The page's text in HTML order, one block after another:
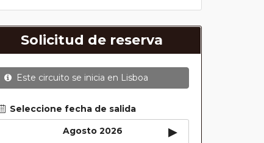
Solicitud de reserva
Este circuito se inicia en Lisboa
Seleccione fecha de salida
Agosto 2026
▸